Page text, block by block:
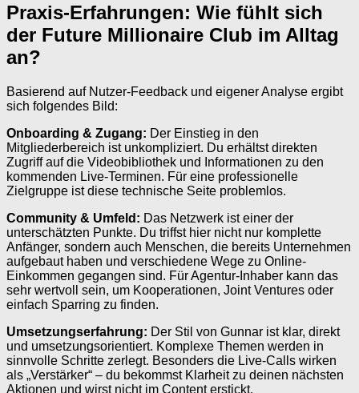
Praxis-Erfahrungen: Wie fühlt sich
der Future Millionaire Club im Alltag
an?
Basierend auf Nutzer-Feedback und eigener Analyse ergibt
sich folgendes Bild:
Onboarding & Zugang: Der Einstieg in den
Mitgliederbereich ist unkompliziert. Du erhältst direkten
Zugriff auf die Videobibliothek und Informationen zu den
kommenden Live-Terminen. Für eine professionelle
Zielgruppe ist diese technische Seite problemlos.
Community & Umfeld: Das Netzwerk ist einer der
unterschätzten Punkte. Du triffst hier nicht nur komplette
Anfänger, sondern auch Menschen, die bereits Unternehmen
aufgebaut haben und verschiedene Wege zu Online-
Einkommen gegangen sind. Für Agentur-Inhaber kann das
sehr wertvoll sein, um Kooperationen, Joint Ventures oder
einfach Sparring zu finden.
Umsetzungserfahrung: Der Stil von Gunnar ist klar, direkt
und umsetzungsorientiert. Komplexe Themen werden in
sinnvolle Schritte zerlegt. Besonders die Live-Calls wirken
als „Verstärker“ – du bekommst Klarheit zu deinen nächsten
Aktionen und wirst nicht im Content erstickt.